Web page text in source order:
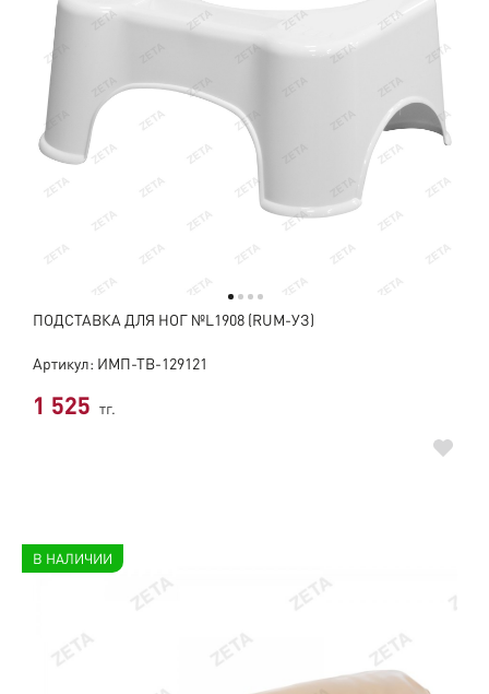
ПОДСТАВКА ДЛЯ НОГ №L1908 (RUM-УЗ)
Артикул: ИМП-ТВ-129121
1 525 тг.
В НАЛИЧИИ